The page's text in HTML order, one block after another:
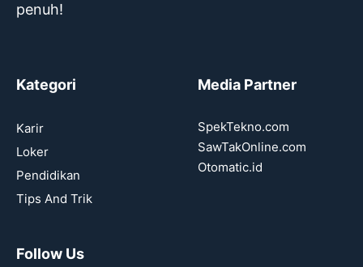
penuh!
Kategori
Karir
Loker
Pendidikan
Tips And Trik
Media Partner
SpekTekno.com
SawTakOnline.com
Otomatic.id
Follow Us